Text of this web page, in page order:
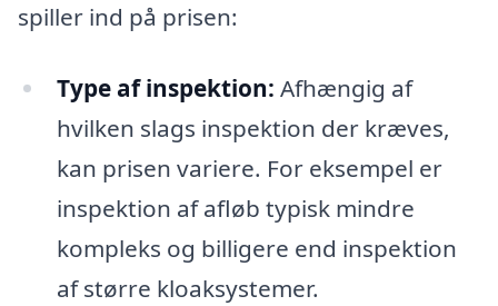
spiller ind på prisen:
Type af inspektion: Afhængig af
hvilken slags inspektion der kræves,
kan prisen variere. For eksempel er
inspektion af afløb typisk mindre
kompleks og billigere end inspektion
af større kloaksystemer.